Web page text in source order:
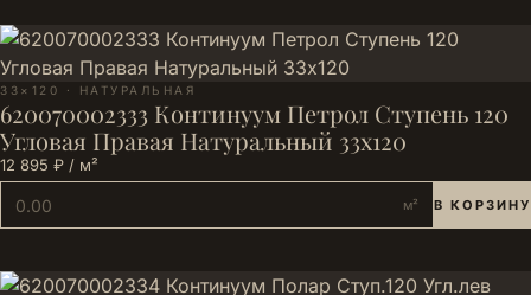
33×120 · НАТУРАЛЬНАЯ
620070002333 Континуум Петрол Ступень 120
Угловая Правая Натуральный 33х120
12 895 ₽ / м²
м² В КОРЗИНУ